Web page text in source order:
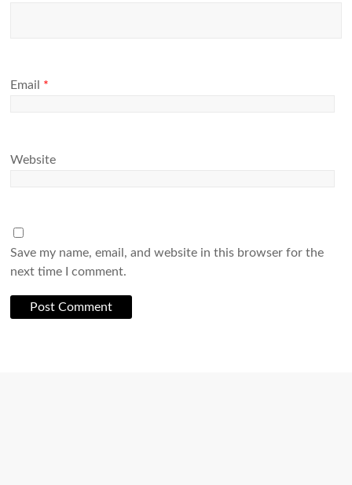
Email *
Website
Save my name, email, and website in this browser for the
next time I comment.